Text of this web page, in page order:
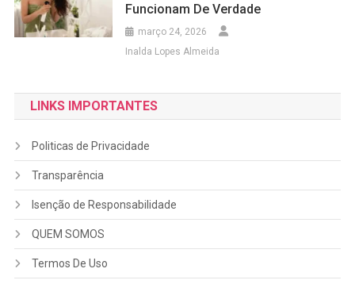
Funcionam De Verdade
março 24, 2026
Inalda Lopes Almeida
LINKS IMPORTANTES
Politicas de Privacidade
Transparência
Isenção de Responsabilidade
QUEM SOMOS
Termos De Uso